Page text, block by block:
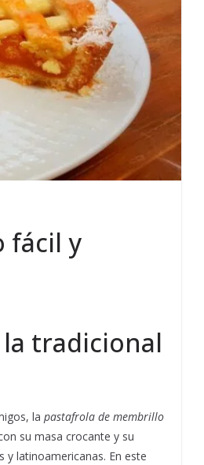
fácil y
tradicional
la pastafrola de membrillo
su masa crocante y su
y latinoamericanas. En este